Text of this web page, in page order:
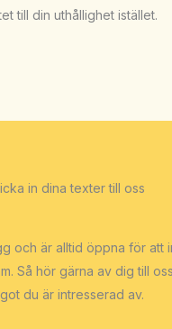
till din uthållighet istället.
in dina texter till oss
och är alltid öppna för att
Så hör gärna av dig till
du är intresserad av.